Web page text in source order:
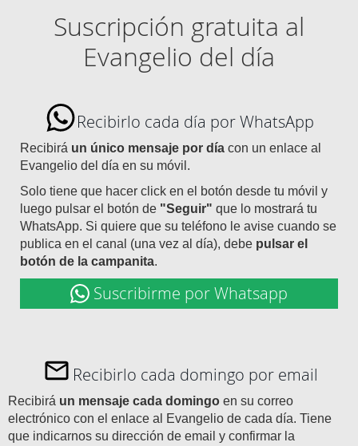
Suscripción gratuita al
Evangelio del día
Recibirlo cada día por WhatsApp
Recibirá un único mensaje por día con un enlace al
Evangelio del día en su móvil.
Solo tiene que hacer click en el botón desde tu móvil y
luego pulsar el botón de "Seguir" que lo mostrará tu
WhatsApp. Si quiere que su teléfono le avise cuando se
publica en el canal (una vez al día), debe pulsar el
botón de la campanita.
Suscribirme por Whatsapp
Recibirlo cada domingo por email
Recibirá un mensaje cada domingo en su correo
electrónico con el enlace al Evangelio de cada día. Tiene
que indicarnos su dirección de email y confirmar la